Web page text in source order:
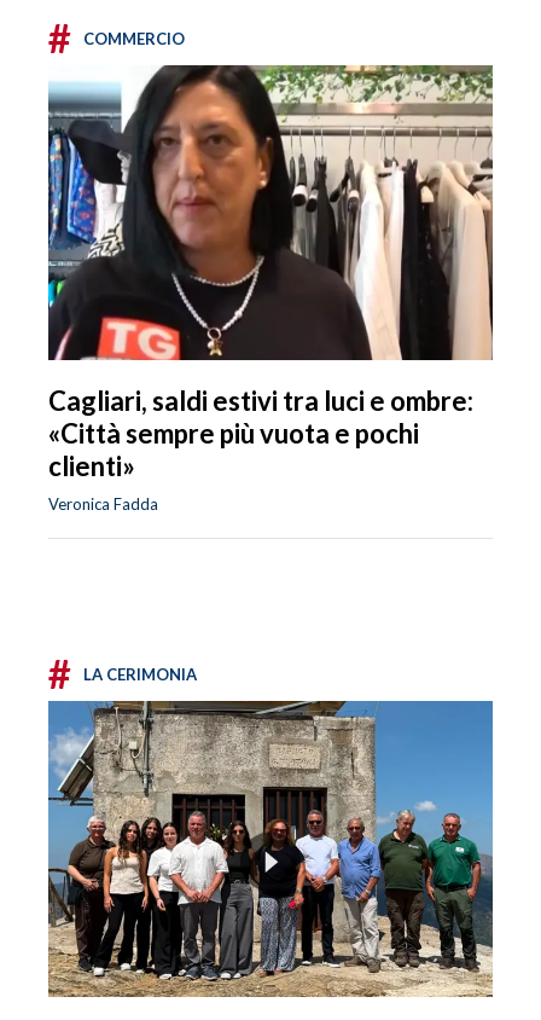
# COMMERCIO
Cagliari, saldi estivi tra luci e ombre:
«Città sempre più vuota e pochi
clienti»
Veronica Fadda
# LA CERIMONIA